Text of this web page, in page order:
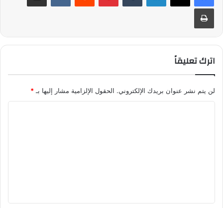
طباعة
اترك تعليقاً
لن يتم نشر عنوان بريدك الإلكتروني. الحقول الإلزامية مشار إليها بـ *